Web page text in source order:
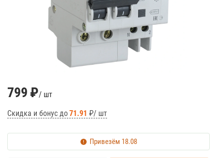
799 ₽/ шт
Скидка и бонус до71.91 ₽/ шт
Привезём 18.08